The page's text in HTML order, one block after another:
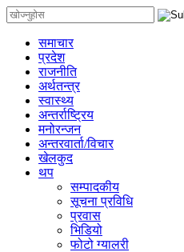
समाचार
प्रदेश
राजनीति
अर्थतन्त्र
स्वास्थ्य
अन्तर्राष्ट्रिय
मनोरन्जन
अन्तरवार्ता/विचार
खेलकुद
थप
सम्पादकीय
सूचना प्रविधि
प्रवास
भिडियो
फोटो ग्यालरी